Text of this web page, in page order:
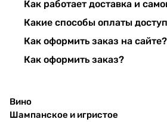
Как работает доставка и
Какие способы оплаты
Как оформить заказ на сайте?
Как оформить заказ?
Вино
Шампанское и игристое